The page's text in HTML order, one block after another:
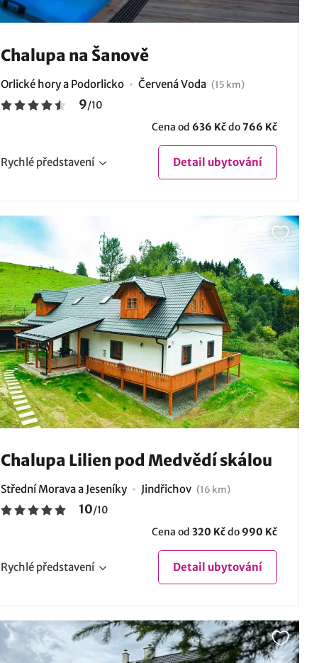
Chalupa na Šanově
Orlické hory a Podorlicko Červená Voda (15 km)
9/10
Cena od 636 Kčdo766 Kč
Rychlé představení Detail ubytování
Chalupa Lilien pod Medvědí skálou
Střední Morava a Jeseníky Jindřichov (16 km)
10/10
Cena od 320 Kčdo 990 Kč
Rychlé představení Detail ubytování